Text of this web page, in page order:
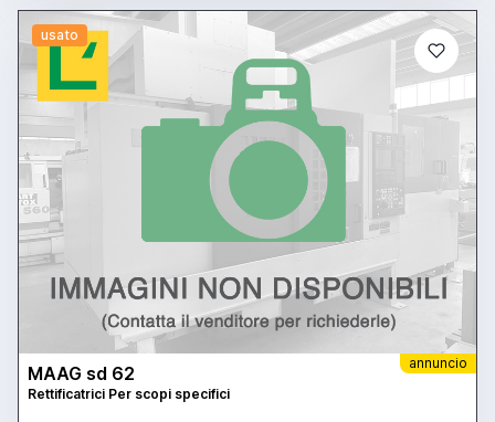
usato
annuncio
MAAG sd 62
Rettificatrici Per scopi specifici